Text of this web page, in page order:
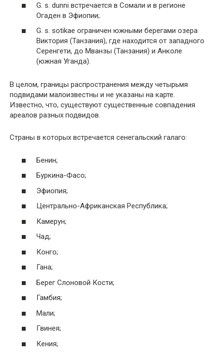
G. s. dunni встречается в Сомали и в регионе
Огаден в Эфиопии;
G. s. sotikae ограничен южными берегами озера
Виктория (Танзания), где находится от западного
Серенгети, до Мванзы (Танзания) и Анколе
(южная Уганда).
В целом, границы распространения между четырьмя
подвидами малоизвестны и не указаны на карте.
Известно, что, существуют существенные совпадения
ареалов разных подвидов.
Страны в которых встречается сенегальский галаго:
Бенин;
Буркина-Фасо;
Эфиопия;
Центрально-Африканская Республика;
Камерун;
Чад;
Конго;
Гана;
Берег Слоновой Кости;
Гамбия;
Мали;
Гвинея;
Кения;